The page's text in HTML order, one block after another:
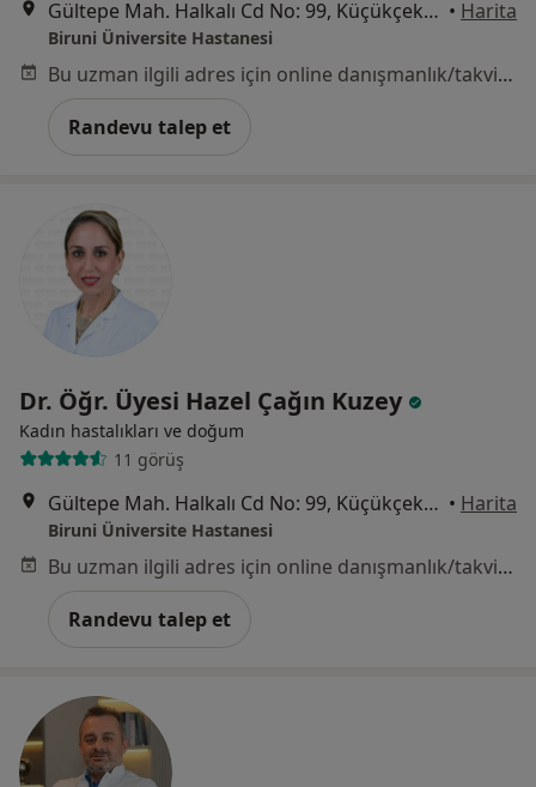
Gültepe Mah. Halkalı Cd No: 99, Küçükçekmece • Harita
Biruni Üniversite Hastanesi
Bu uzman ilgili adres için online danışmanlık/takvim sunmuyor.
Randevu talep et
Dr. Öğr. Üyesi Hazel Çağın Kuzey
Kadın hastalıkları ve doğum
11 görüş
Gültepe Mah. Halkalı Cd No: 99, Küçükçekmece • Harita
Biruni Üniversite Hastanesi
Bu uzman ilgili adres için online danışmanlık/takvim sunmuyor.
Randevu talep et